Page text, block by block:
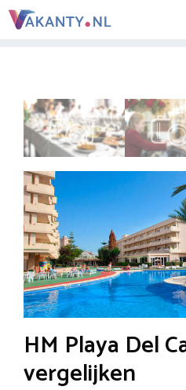
Ga
naar
HM Playa Del
vergelijken